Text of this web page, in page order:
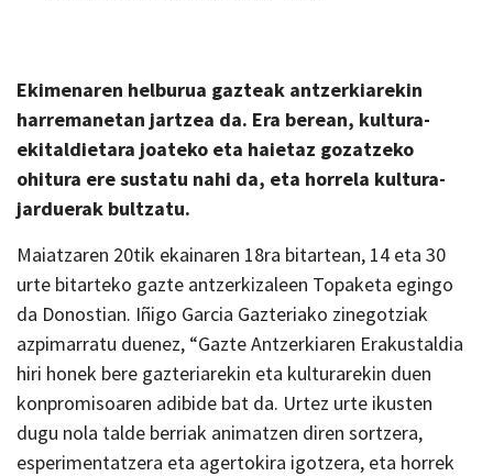
Ekimenaren helburua gazteak antzerkiarekin
harremanetan jartzea da. Era berean, kultura-
ekitaldietara joateko eta haietaz gozatzeko
ohitura ere sustatu nahi da, eta horrela kultura-
jarduerak bultzatu.
Maiatzaren 20tik ekainaren 18ra bitartean, 14 eta 30
urte bitarteko gazte antzerkizaleen Topaketa egingo
da Donostian. Iñigo Garcia Gazteriako zinegotziak
azpimarratu duenez, “Gazte Antzerkiaren Erakustaldia
hiri honek bere gazteriarekin eta kulturarekin duen
konpromisoaren adibide bat da. Urtez urte ikusten
dugu nola talde berriak animatzen diren sortzera,
esperimentatzera eta agertokira igotzera, eta horrek